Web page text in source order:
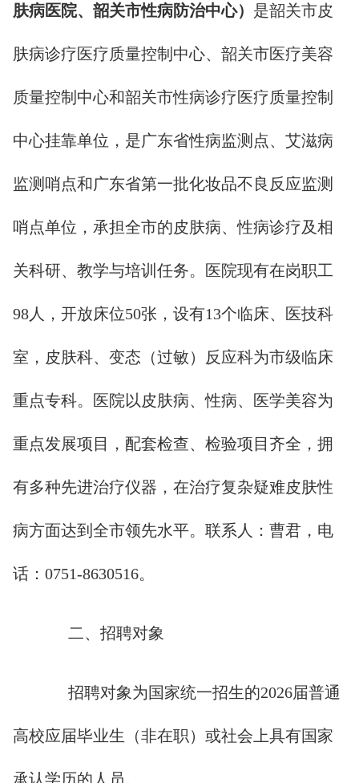
肤病医院、韶关市性病防治中心） 是韶关市皮
肤病诊疗医疗质量控制中心、韶关市医疗美容
质量控制中心和韶关市性病诊疗医疗质量控制
中心挂靠单位，是广东省性病监测点、艾滋病
监测哨点和广东省第一批化妆品不良反应监测
哨点单位，承担全市的皮肤病、性病诊疗及相
关科研、教学与培训任务。医院现有在岗职工
98人，开放床位50张，设有13个临床、医技科
室，皮肤科、变态（过敏）反应科为市级临床
重点专科。医院以皮肤病、性病、医学美容为
重点发展项目，配套检查、检验项目齐全，拥
有多种先进治疗仪器，在治疗复杂疑难皮肤性
病方面达到全市领先水平。联系人：曹君，电
话：0751-8630516。
二、招聘对象
招聘对象为国家统一招生的2026届普通
高校应届毕业生（非在职）或社会上具有国家
承认学历的人员。